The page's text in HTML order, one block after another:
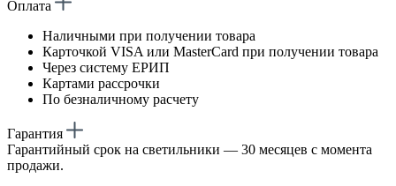
Оплата
Наличными при получении товара
Карточкой VISA или MasterCard при получении товара
Через систему ЕРИП
Картами рассрочки
По безналичному расчету
Гарантия
Гарантийный срок на светильники — 30 месяцев с момента
продажи.